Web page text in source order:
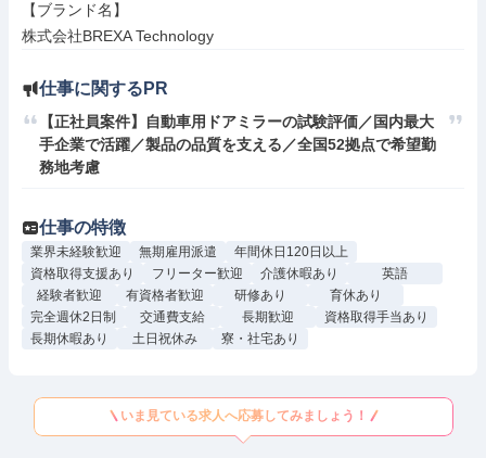
【ブランド名】
株式会社BREXA Technology
仕事に関するPR
【正社員案件】自動車用ドアミラーの試験評価／国内最大
手企業で活躍／製品の品質を支える／全国52拠点で希望勤
務地考慮
仕事の特徴
業界未経験歓迎 無期雇用派遣
年間休日120日以上
資格取得支援あり
フリーター歓迎 介護休暇あり
英語
経験者歓迎
有資格者歓迎 研修あり
育休あり
完全週休2日制
交通費支給 長期歓迎
資格取得手当あり
長期休暇あり
土日祝休み 寮・社宅あり
いま見ている求人へ応募してみましょう！